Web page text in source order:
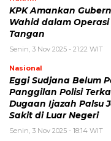
KPK Amankan
Wahid dalam
Tangan
Senin, 3 Nov 2025 - 21:22 WIT
Nasional
Eggi Sudjana Belum
Panggilan Polisi
Dugaan Ijazah Palsu
Sakit di Luar Negeri
Senin, 3 Nov 2025 - 18:14 WIT